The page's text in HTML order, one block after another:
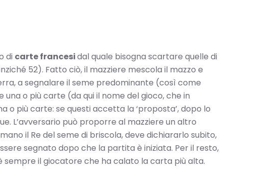
di carte francesidal quale bisogna scartare quelle di
52). Fatto ciò, il mazziere mescola il mazzo e
a segnalare il seme predominante (così come
o più carte (da qui il nome del gioco, che in
più carte: se questi accetta la ‘proposta’, dopo lo
L’avversario può proporre al mazziere un altro
il Re del seme di briscola, deve dichiararlo subito,
segnato dopo che la partita è iniziata. Per il resto,
sempre il giocatore che ha calato la carta più alta.